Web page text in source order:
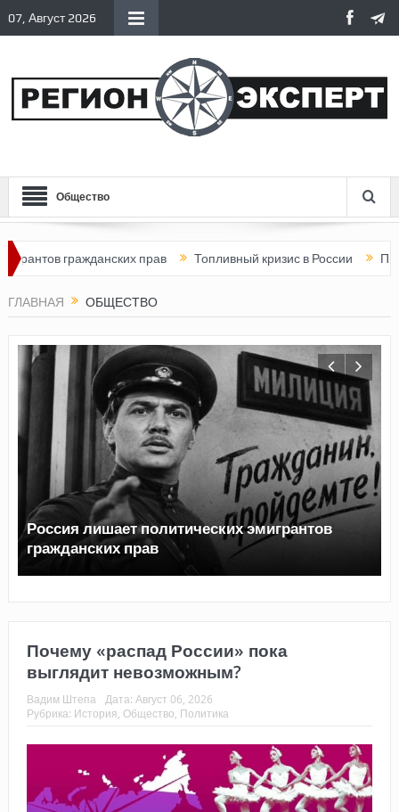
07, Август 2026
Общество
прав Топливный кризис в России Почему
ГЛАВНАЯ ОБЩЕСТВО
Топливный кризис в России
Почему «распад России» пока
выглядит невозможным?
Вадим Штепа Дата: Август 06, 2026
Рубрика: История Общество Политика